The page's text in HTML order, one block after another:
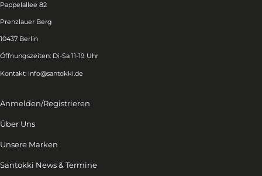
Pappelallee 82
Prenzlauer Berg
10437 Berlin
Öffnungszeiten: Di-Sa 11-19 Uhr
Kontakt: info@santokki.de
Anmelden/Registrieren
Über Uns
Unsere Marken
Santokki News & Termine